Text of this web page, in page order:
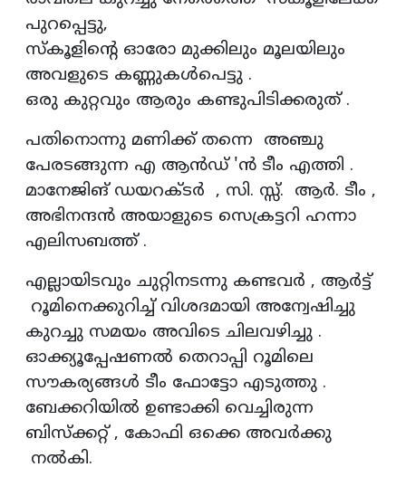
പുറപ്പെട്ടു,
സ്കൂളിന്റെ ഓരോ മുക്കിലും മൂലയിലും
അവളുടെ കണ്ണുകൾപെട്ടു .
ഒരു കുറ്റവും ആരും കണ്ടുപിടിക്കരുത് .
പതിനൊന്നു മണിക്ക് തന്നെ അഞ്ചു
പേരടങ്ങുന്ന എ ആൻഡ് 'ൻ ടീം എത്തി .
മാനേജിങ് ഡയറക്ടർ , സി. സ്സ്. ആർ. ടീം ,
അഭിനന്ദൻ അയാളുടെ സെക്രട്ടറി ഹന്നാ
എലിസബത്ത് .
എല്ലായിടവും ചുറ്റിനടന്നു കണ്ടവർ , ആർട്ട്
റൂമിനെക്കുറിച്ച് വിശദമായി അന്വേഷിച്ചു
കുറച്ചു സമയം അവിടെ ചിലവഴിച്ചു .
ഓക്ക്യൂപ്പേഷണൽ തെറാപ്പി റൂമിലെ
സൗകര്യങ്ങൾ ടീം ഫോട്ടോ എടുത്തു .
ബേക്കറിയിൽ ഉണ്ടാക്കി വെച്ചിരുന്ന
ബിസ്ക്കറ്റ് , കോഫി ഒക്കെ അവർക്കു
നൽകി.